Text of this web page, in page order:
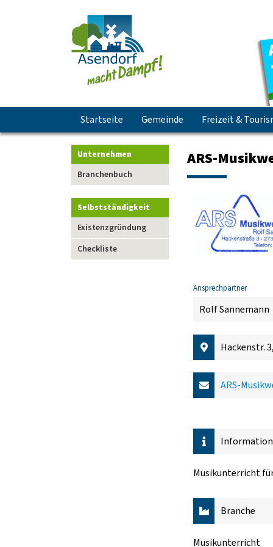
Navigation
überspringen
Startseite Gemeinde Freizeit &
Unternehmen
Navigation
überspringen
Branchenbuch
Selbstständigkeit
Navigation
überspringen
Existenzgründung
Checkliste
ARS-
Ansprechpartner
Rolf Sannemann
Hackenstr.
ARS-
Musikunterricht
Branche
Musikunterricht